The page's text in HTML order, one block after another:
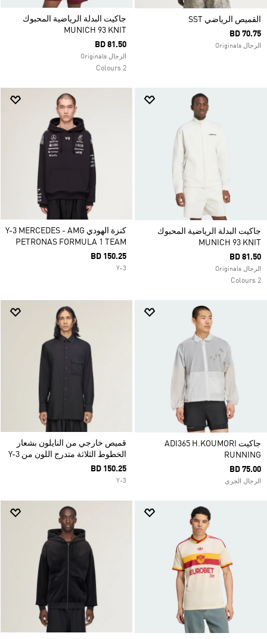
القميص الرياضي SST
BD 70.75
الرجال Originals
جاكيت البدلة الرياضية المحبوك
MUNICH 93 KNIT
BD 81.50
الرجال Originals
2 Colours
جاكيت البدلة الرياضية المحبوك
MUNICH 93 KNIT
BD 81.50
الرجال Originals
2 Colours
كنزة الهودي Y-3 MERCEDES - AMG
PETRONAS FORMULA 1 TEAM
BD 150.25
Y-3
جاكيت ADI365 H.KOUMORI
RUNNING
BD 75.00
الرجال الجري
قميص خارجي من النايلون بشعار
الخطوط الثلاثة متدرج اللون من Y-3
BD 150.25
Y-3